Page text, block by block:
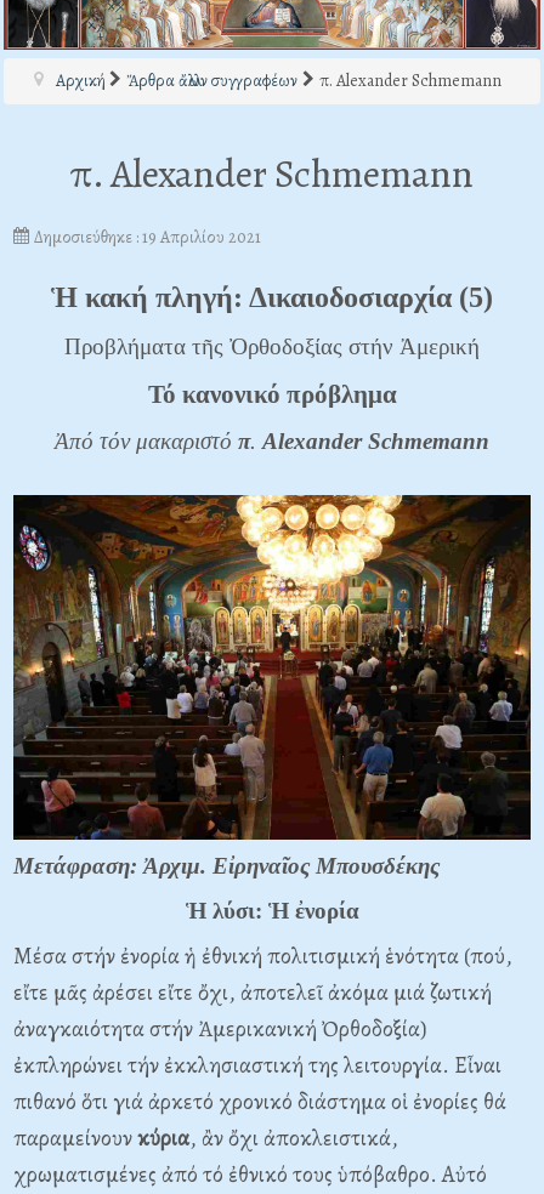
Αρχική Ἄρθρα ἄλλων συγγραφέων π. Alexander Schmemann
π. Alexander Schmemann
Δημοσιεύθηκε : 19 Απριλίου 2021
Ἡ κακή πληγή: Δικαιοδοσιαρχία (5)
Προβλήματα τῆς Ὀρθοδοξίας στήν Ἀμερική
Τό κανονικό πρόβλημα
Ἀπό τόν μακαριστό π.Alexander Schmemann
Μετάφραση: Ἀρχιμ. Εἰρηναῖος Μπουσδέκης
Ἡ λύσι: Ἡ ἐνορία
Μέσα στήν ἐνορία ἡ ἐθνική πολιτισμική ἑνότητα (πού,
εἴτε μᾶς ἀρέσει εἴτε ὄχι, ἀποτελεῖ ἀκόμα μιά ζωτική
ἀναγκαιότητα στήν Ἀμερικανική Ὀρθοδοξία)
ἐκπληρώνει τήν ἐκκλησιαστική της λειτουργία. Εἶναι
πιθανό ὅτι γιά ἀρκετό χρονικό διάστημα οἱ ἐνορίες θά
παραμείνουνκύρια, ἂν ὄχι ἀποκλειστικά,
χρωματισμένες ἀπό τό ἐθνικό τους ὑπόβαθρο. Αὐτό